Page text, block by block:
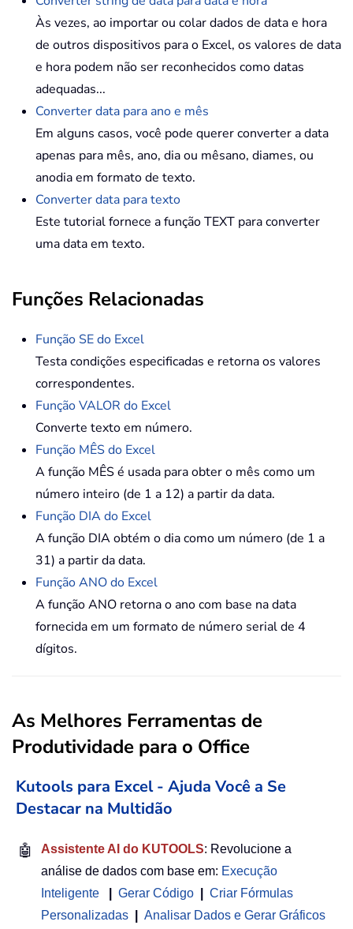
Às vezes, ao importar ou colar dados de data e hora
de outros dispositivos para o Excel, os valores de data
e hora podem não ser reconhecidos como datas
adequadas...
Converter data para ano e mês
Em alguns casos, você pode querer converter a data
apenas para mês, ano, dia ou mêsano, diames, ou
anodia em formato de texto.
Converter data para texto
Este tutorial fornece a função TEXT para converter
uma data em texto.
Funções Relacionadas
Função SE do Excel
Testa condições especificadas e retorna os valores
correspondentes.
Função VALOR do Excel
Converte texto em número.
Função MÊS do Excel
A função MÊS é usada para obter o mês como um
número inteiro (de 1 a 12) a partir da data.
Função DIA do Excel
A função DIA obtém o dia como um número (de 1 a
31) a partir da data.
Função ANO do Excel
A função ANO retorna o ano com base na data
fornecida em um formato de número serial de 4
dígitos.
As Melhores Ferramentas de
Produtividade para o Office
Kutools para Excel - Ajuda Você a Se
Destacar na Multidão
🤖 Assistente AI do KUTOOLS: Revolucione a
análise de dados com base em: Execução
Inteligente
Gerar Código
Criar Fórmulas
Personalizadas
Analisar Dados e Gerar Gráficos